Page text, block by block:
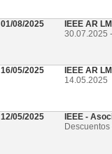
01/08/2025
IEEE AR
30.07.2025
16/05/2025
IEEE AR
14.05.2025
12/05/2025
IEEE -